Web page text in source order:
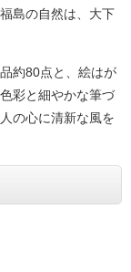
島の自然は、大下
約80点と、絵はが
彩と細やかな筆づ
の心に清新な風を